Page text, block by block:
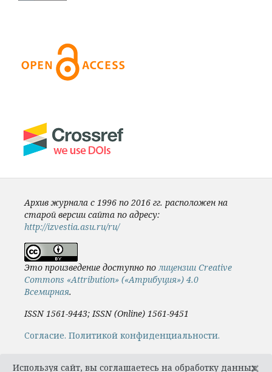
Архив журнала с 1996 по 2016 гг. расположен на
старой версии сайта по адресу:
http://izvestia.asu.ru/ru/
Это произведение доступно полицензии Creative
Commons «Attribution» («Атрибуция») 4.0
Всемирная.
ISSN 1561-9443; ISSN (Online) 1561-9451
Cогласие. Политикой конфиденциальности.
Используя сайт, вы соглашаетесь на обработку данных
×